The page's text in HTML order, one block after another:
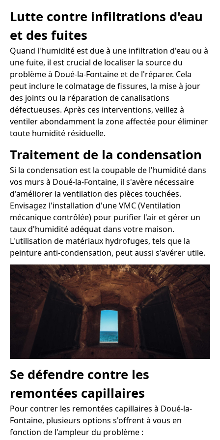
Lutte contre infiltrations d'eau
et des fuites
Quand l'humidité est due à une infiltration d'eau ou à
une fuite, il est crucial de localiser la source du
problème à Doué-la-Fontaine et de l'réparer. Cela
peut inclure le colmatage de fissures, la mise à jour
des joints ou la réparation de canalisations
défectueuses. Après ces interventions, veillez à
ventiler abondamment la zone affectée pour éliminer
toute humidité résiduelle.
Traitement de la condensation
Si la condensation est la coupable de l'humidité dans
vos murs à Doué-la-Fontaine, il s'avère nécessaire
d'améliorer la ventilation des pièces touchées.
Envisagez l'installation d'une VMC (Ventilation
mécanique contrôlée) pour purifier l'air et gérer un
taux d'humidité adéquat dans votre maison.
L'utilisation de matériaux hydrofuges, tels que la
peinture anti-condensation, peut aussi s'avérer utile.
Se défendre contre les
remontées capillaires
Pour contrer les remontées capillaires à Doué-la-
Fontaine, plusieurs options s'offrent à vous en
fonction de l'ampleur du problème :